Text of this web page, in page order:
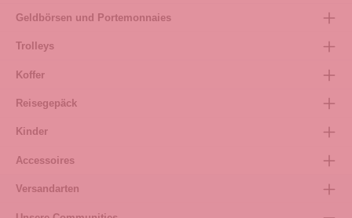
Geldbörsen und Portemonnaies
Trolleys
Koffer
Reisegepäck
Kinder
Accessoires
Versandarten